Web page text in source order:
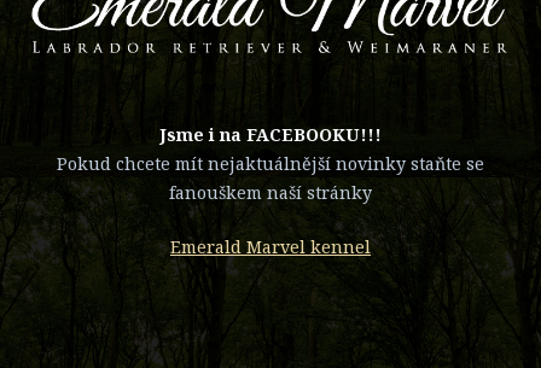
​Jsme i na FACEBOOKU!!!
Pokud chcete mít nejaktuálnější novinky staňte se
fanouškem naší stránky
Emerald Marvel kennel